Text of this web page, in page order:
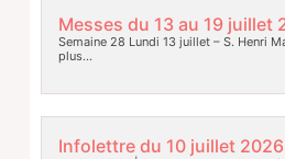
Messes du 13 au 19 juillet
Semaine 28 Lundi 13 juillet – S. Henri
plus…
Infolettre du 10 juillet 2026